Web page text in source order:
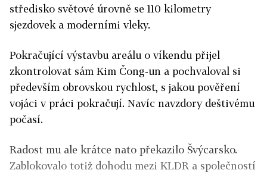
středisko světové úrovně se 110 kilometry
sjezdovek a moderními vleky.
Pokračující výstavbu areálu o víkendu přijel
zkontrolovat sám Kim Čong-un a pochvaloval si
především obrovskou rychlost, s jakou pověření
vojáci v práci pokračují. Navíc navzdory deštivému
počasí.
Radost mu ale krátce nato překazilo Švýcarsko.
Zablokovalo totiž dohodu mezi KLDR a společností